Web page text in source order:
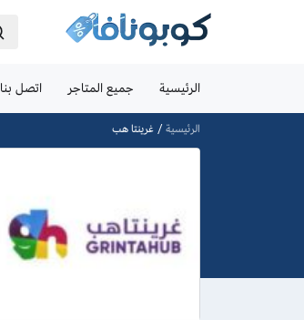
الرئيسية جميع المتاجر اتصل بنا
الرئيسية غرينتا هب